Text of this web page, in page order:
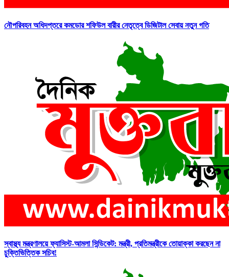
নৌপরিবহন অধিদপ্তরে কমডোর শফিউল বারীর নেতৃত্বে ডিজিটাল সেবায় নতুন গতি
স্বাস্থ্য মন্ত্রণালয়ে ফ্যাসিস্ট-আমলা সিন্ডিকেট: মন্ত্রী, প্রতিমন্ত্রীকে তোয়াক্কা করছেন না
চুক্তিভিত্তিক সচিব!